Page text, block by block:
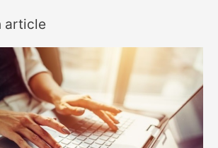
article